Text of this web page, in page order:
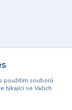
s použitím souborů
týkající se Vašich